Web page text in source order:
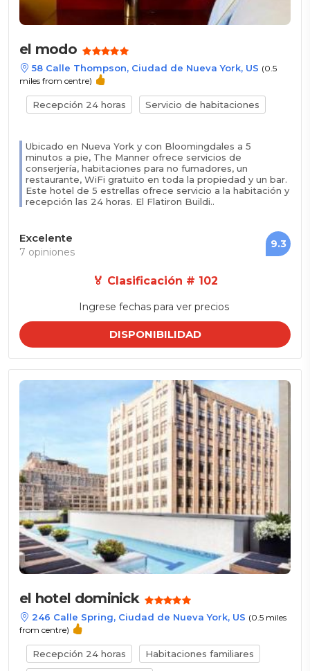
el modo
58 Calle Thompson, Ciudad de Nueva York, US (0.5
miles from centre)
Recepción 24 horas Servicio de habitaciones
Ubicado en Nueva York y con Bloomingdales a 5
minutos a pie, The Manner ofrece servicios de
conserjería, habitaciones para no fumadores, un
restaurante, WiFi gratuito en toda la propiedad y un bar.
Este hotel de 5 estrellas ofrece servicio a la habitación y
recepción las 24 horas. El Flatiron Buildi..
Excelente
7 opiniones
9.3
🏅 Clasificación # 102
Ingrese fechas para ver precios
DISPONIBILIDAD
el hotel dominick
246 Calle Spring, Ciudad de Nueva York, US (0.5 miles
from centre)
Recepción 24 horas Habitaciones familiares